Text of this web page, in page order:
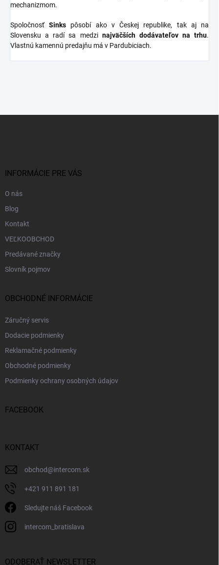
mechanizmom.
SpoločnosťSinks pôsobí ako v Českej republike, tak aj na
Slovensku a radí sa medzi najväčších dodávateľov na trhu.
Vlastnú kamennú predajňu má v Pardubiciach.
INFORMÁCIE PRE VÁS
O nás
Blog
Kontakt
VEĽKOOBCHOD
Predávané značky
Slovník pojmov
OBCHODNÉ INFORMÁCIE
Záručný servis
Dodacie podmienky
Reklamačné podmienky
Obchodné podmienky
Podmienky ochrany osobných údajov
FACEBOOK
KONTAKT
obchod@intercom.sk
+421 911 891 181
Sledujte náš Facebook
intercom_bratislava
ODOBERAŤ NEWSLETTER